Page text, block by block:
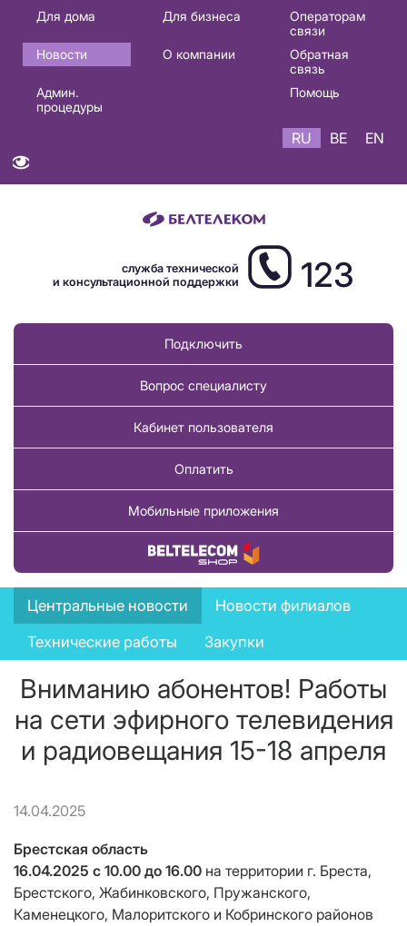
Основная
навигация
RU
Для дома Для бизнеса
Операторам
связи
Новости
О компании
Обратная
связь
Админ.
процедуры
Помощь
RU BE EN
служба технической
и консультационной поддержки
123
Подключить
Вопрос специалисту
Кабинет пользователя
Оплатить
Мобильные приложения
Купить товар
News
menu
Центральные новости
Новости филиалов
Технические работы
Закупки
Вниманию абонентов! Работы
на сети эфирного телевидения
и радиовещания 15-18 апреля
14.04.2025
Брестская область
16.04.2025 с 10.00 до 16.00 на территории г. Бреста,
Брестского, Жабинковского, Пружанского,
Каменецкого, Малоритского и Кобринского районов